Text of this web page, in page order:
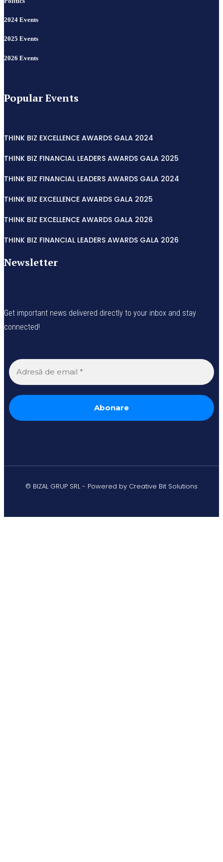
2024 Events
2025 Events
2026 Events
Popular Events
THINK BIZ EXCELLENCE AWARDS GALA 2024
THINK BIZ FINANCIAL LEADERS AWARDS GALA 2025
THINK BIZ FINANCIAL LEADERS AWARDS GALA 2024
THINK BIZ EXCELLENCE AWARDS GALA 2025
THINK BIZ EXCELLENCE AWARDS GALA 2026
THINK BIZ FINANCIAL LEADERS AWARDS GALA 2026
Newsletter
Get important news delivered directly to your inbox and stay
connected!
© BIZAL GRUP SRL - Powered by Creative Bit Solutions